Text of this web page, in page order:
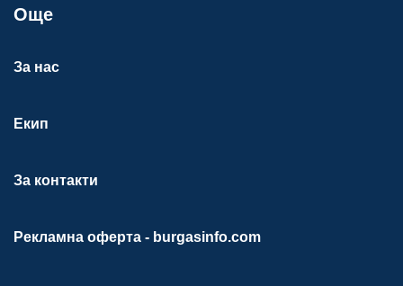
Още
За нас
Екип
За контакти
Рекламна оферта - burgasinfo.com